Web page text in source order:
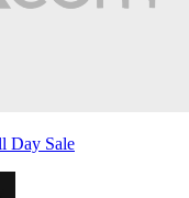
Day Sale